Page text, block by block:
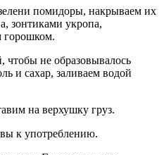
помидоры, накрываем их
зонтиками укропа,
горошком.
не образовывалось
и сахар, заливаем водой
на верхушку груз.
к употреблению.